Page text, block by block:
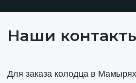
Наши
Для заказа колодца в